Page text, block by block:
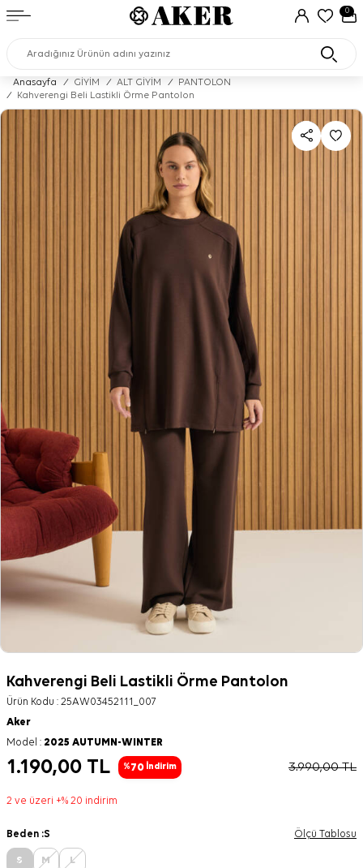
0
Anasayfa / GİYİM / ALT GİYİM /
PANTOLON
/
Kahverengi Beli Lastikli Örme Pantolon
Kahverengi Beli Lastikli Örme Pantolon
Ürün Kodu : 25AW03452111_007
Aker
Model : 2025 AUTUMN-WINTER
1.190,00 TL %70 İndirim 3.990,00TL
2 ve üzeri +% 20 indirim
Beden :S Ölçü Tablosu
S M L